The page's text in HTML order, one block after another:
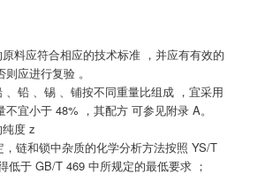
料应符合相应的技术标准 ，并应有有效的
应进行复验 。
、铅 、锡 、铺按不同重量比组成 ，宜采用
宜小于 48% ，其配方 可参见附录 A。
度 z
链和锁中杂质的化学分析方法按照 YS/T
低于 GB/T 469 中所规定的最低要求 ；